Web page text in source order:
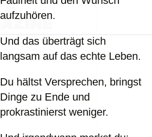
aufzuhören.
Und das überträgt sich
langsam auf das echte Leben.
Du hältst Versprechen, bringst
Dinge zu Ende und
prokrastinierst weniger.